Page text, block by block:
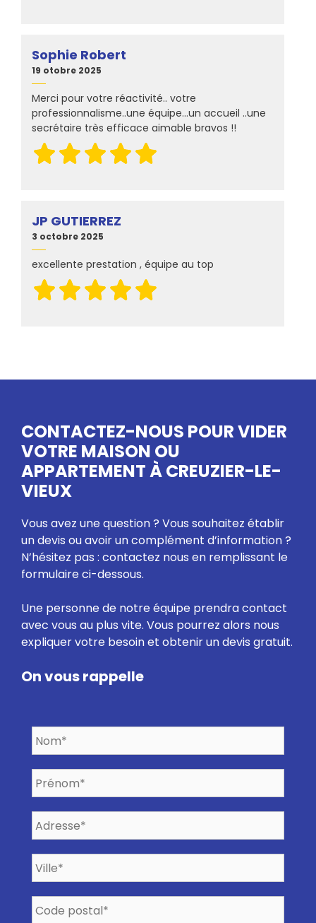
Sophie Robert
19 otobre 2025
Merci pour votre réactivité.. votre
professionnalisme..une équipe...un accueil ..une
secrétaire très efficace aimable bravos !!
JP GUTIERREZ
3 octobre 2025
excellente prestation , équipe au top
CONTACTEZ-NOUS POUR VIDER
VOTRE MAISON OU
APPARTEMENT À CREUZIER-LE-
VIEUX
Vous avez une question ? Vous souhaitez établir
un devis ou avoir un complément d’information ?
N’hésitez pas : contactez nous en remplissant le
formulaire ci-dessous.
Une personne de notre équipe prendra contact
avec vous au plus vite. Vous pourrez alors nous
expliquer votre besoin et obtenir un devis gratuit.
On vous rappelle
o
m
*
r
é
o
m
*
d
r
s
s
*
*
e
*
o
d